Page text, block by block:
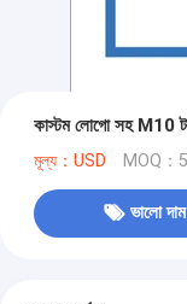
কাস্টম লোগো সহ M10
মূল্য：USD MOQ：
ভালো দাম